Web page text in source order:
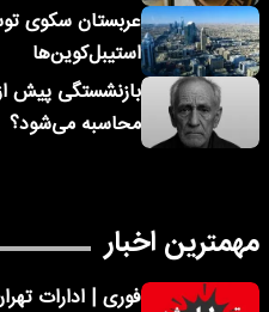
عربستان سکوی
استیبل‌کوین‌ها
بازنشستگی پیش
محاسبه می‌شود؟
مهمترین اخبار